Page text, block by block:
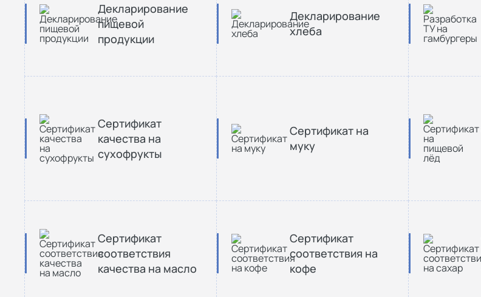
Декларирование
пищевой
продукции
Декларирование
хлеба
Сертификат
качества на
сухофрукты
Сертификат на
муку
Сертификат
соответствия
качества на масло
Сертификат
соответствия на
кофе